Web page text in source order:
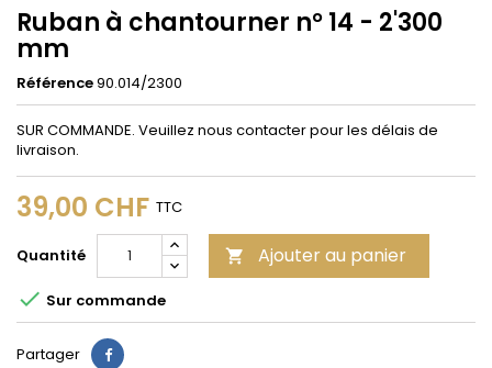
Ruban à chantourner n° 14 - 2'300
mm
Référence90.014/2300
SUR COMMANDE. Veuillez nous contacter pour les délais de
livraison.
39,00 CHF TTC
Quantité  Ajouter au panier
 Sur commande
Partager Partager